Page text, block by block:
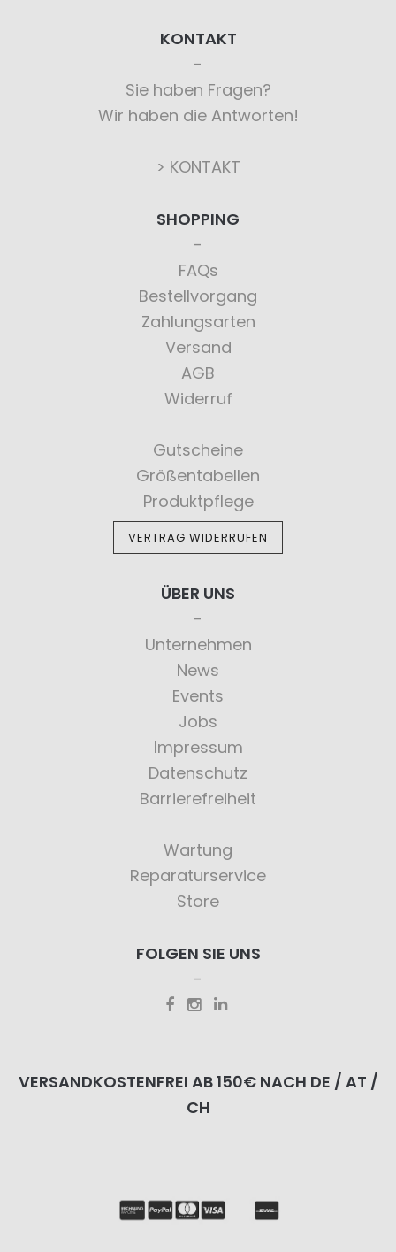
KONTAKT
Sie haben Fragen?
Wir haben die Antworten!
> KONTAKT
SHOPPING
FAQs
Bestellvorgang
Zahlungsarten
Versand
AGB
Widerruf
Gutscheine
Größentabellen
Produktpflege
VERTRAG WIDERRUFEN
ÜBER UNS
Unternehmen
News
Events
Jobs
Impressum
Datenschutz
Barrierefreiheit
Wartung
Reparaturservice
Store
FOLGEN SIE UNS
VERSANDKOSTENFREI AB 150€ NACH DE / AT /
CH